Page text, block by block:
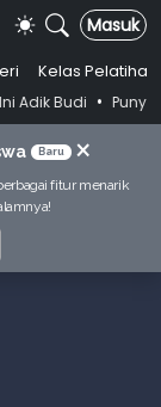
Masuk
Kelas Pelatihan
• Punya Tujuan
Baru ×
fitur menarik